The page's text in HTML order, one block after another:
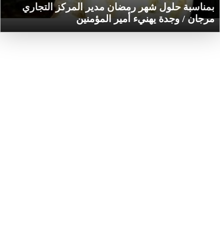
بمناسبة حلول شهر رمضان مدير المركز التجاري
مرجان / وجدة يهنيء أمير المؤمنين